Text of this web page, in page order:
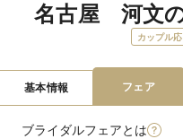
名古屋　河文
カップル
基本情報 フェア
ブライダルフェアとは